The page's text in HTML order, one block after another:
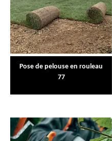
Pose de pelouse en rouleau
77